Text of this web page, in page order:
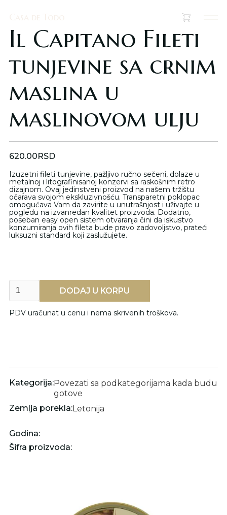
Il Capitano Fileti
tunjevine sa crnim
maslina u
maslinovom ulju
620.00RSD
Izuzetni fileti tunjevine, pažljivo ručno sečeni, dolaze u
metalnoj i litografinisanoj konzervi sa raskošnim retro
dizajnom. Ovaj jedinstveni proizvod na našem tržištu
očarava svojom ekskluzivnošću. Transparetni poklopac
omogućava Vam da zavirite u unutrašnjost i uživajte u
pogledu na izvanredan kvalitet proizvoda. Dodatno,
poseban easy open sistem otvaranja čini da iskustvo
konzumiranja ovih fileta bude pravo zadovoljstvo, prateći
luksuzni standard koji zaslužujete.
PDV uračunat u cenu i nema skrivenih troškova.
Kategorija:Povezati sa podkategorijama kada budu
gotove
Zemlja porekla:Letonija
Godina:
Šifra proizvoda: